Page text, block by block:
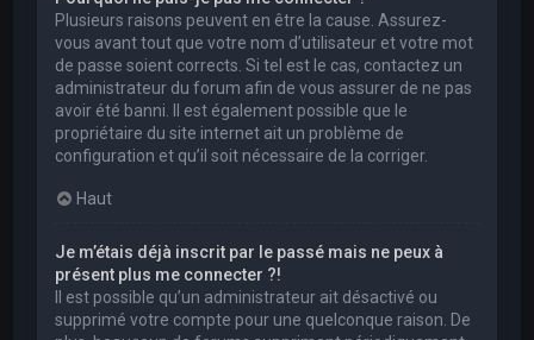
Plusieurs raisons peuvent en être la cause. Assurez-
vous avant tout que votre nom d’utilisateur et votre mot
de passe soient corrects. Si tel est le cas, contactez un
administrateur du forum afin de vous assurer de ne pas
avoir été banni. Il est également possible que le
propriétaire du site internet ait un problème de
configuration et qu’il soit nécessaire de la corriger.
Haut
Je m’étais déjà inscrit par le passé mais ne peux à
présent plus me connecter ?!
Il est possible qu’un administrateur ait désactivé ou
supprimé votre compte pour une quelconque raison. De